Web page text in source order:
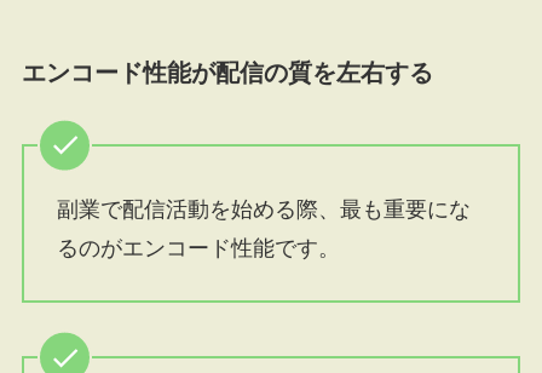
エンコード性能が配信の質を左右する
副業で配信活動を始める際、最も重要にな
るのがエンコード性能です。